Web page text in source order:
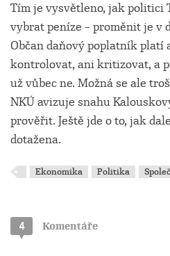
Tím je vysvětleno, jak politici
vybrat peníze – proměnit je v
Občan daňový poplatník platí
kontrolovat, ani kritizovat, a
už vůbec ne. Možná se ale
NKÚ avizuje snahu
prověřit. Ještě jde o to, jak
dotažena.
Ekonomika Politika
4 Komentáře